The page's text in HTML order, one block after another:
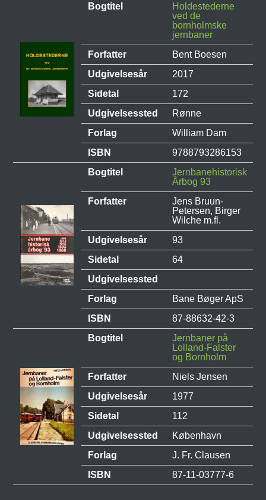
Bogtitel
Holdestederne
ved de
bornholmske
jernbaner
Forfatter
Bent Boesen
Udgivelsesår
2017
Sidetal
172
Udgivelsessted
Rønne
Forlag
William Dam
ISBN
9788793286153
Bogtitel
Jernbanehistorisk
Årbog 93
Forfatter
Jens Bruun-
Petersen, Birger
Wilche m.fl.
Udgivelsesår
93
Sidetal
64
Udgivelsessted
Forlag
Bane Bøger ApS
ISBN
87-88632-42-3
Bogtitel
Jernbaner på
Lolland-Falster
og Bornholm
Forfatter
Niels Jensen
Udgivelsesår
1977
Sidetal
112
Udgivelsessted
København
Forlag
J. Fr. Clausen
ISBN
87-11-03777-6